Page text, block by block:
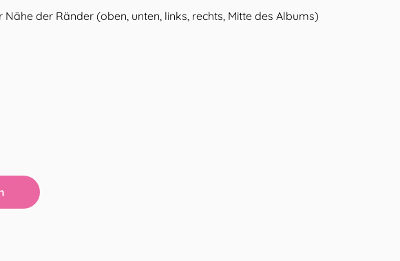
Nähe der Ränder (oben, unten, links, rechts, Mittedes Albums)